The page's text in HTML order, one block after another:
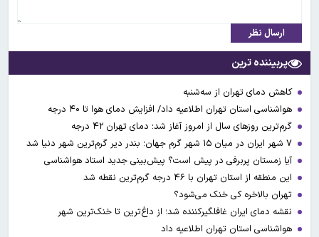
ارسال نظر
پربیننده ترین
کاهش دمای تهران از سه‌شنبه
هواشناسی استان تهران اطلاعیه داد/ افزایش دمای هوا تا ۴۰ درجه
گرم‌ترین روزهای سال از امروز آغاز شد؛ دمای تهران ۴۲ درجه
آیا زمستان پربرفی در پیش است؟ پیش‌بینی جدید استاد هواشناسی
این منطقه از استان تهران با ۴۶ درجه گرم‌ترین نقطه شد
تهران بالاخره کی خنک می‌شود؟
نقشه دمای ایران غافلگیرکننده شد؛ از داغ‌ترین تا خنک‌ترین شهر
هواشناسی استان تهران اطلاعیه داد